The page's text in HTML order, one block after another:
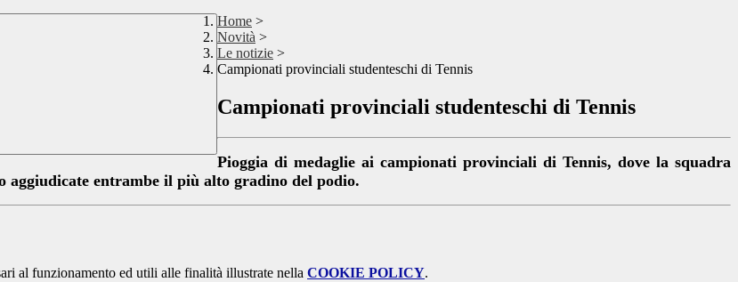
Home >
Novità >
Le notizie >
Campionati provinciali studenteschi di Tennis
Campionati provinciali studenteschi di Tennis
Pioggia di medaglie ai campionati provinciali di Tennis, dove la squadra
aggiudicate entrambe il più alto gradino del podio.
al funzionamento ed utili alle finalità illustrate nella COOKIE POLICY.